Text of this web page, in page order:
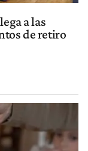
a las
de retiro